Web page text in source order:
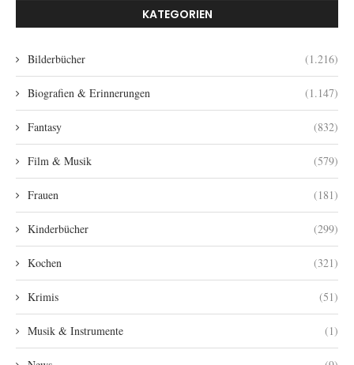
KATEGORIEN
Bilderbücher (1.216)
Biografien & Erinnerungen (1.147)
Fantasy (832)
Film & Musik (579)
Frauen (181)
Kinderbücher (299)
Kochen (321)
Krimis (51)
Musik & Instrumente (1)